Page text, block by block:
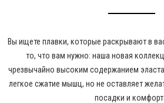
Вы ищете плавки, которые раскрывают в
то, что вам нужно: наша новая
чрезвычайно высоким содержанием
легкое сжатие мышц, но не оставляет
посадки и